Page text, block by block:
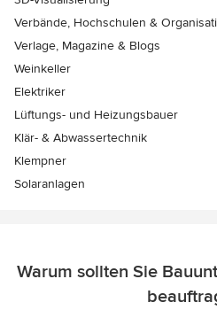
Verbände, Hochschulen &
Verlage, Magazine & Blogs
Weinkeller
Elektriker
Lüftungs- und Heizungsbauer
Klär- & Abwassertechnik
Klempner
Solaranlagen
Warum sollten Sie